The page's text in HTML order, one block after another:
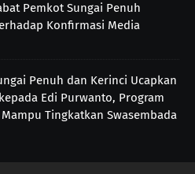
Pemkot Sungai Penuh
Konfirmasi Media
Penuh dan Kerinci Ucapkan
Edi Purwanto, Program
Mampu Tingkatkan Swasembada